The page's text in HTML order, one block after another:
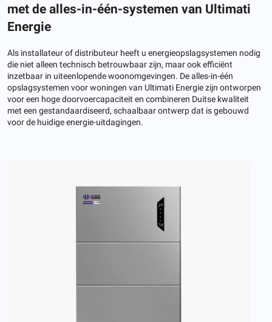
met de alles-in-één-systemen van Ultimati
Energie
Als installateur of distributeur heeft u energieopslagsystemen nodig
die niet alleen technisch betrouwbaar zijn, maar ook efficiënt
inzetbaar in uiteenlopende woonomgevingen. De alles-in-één
opslagsystemen voor woningen van Ultimati Energie zijn ontworpen
voor een hoge doorvoercapaciteit en combineren Duitse kwaliteit
met een gestandaardiseerd, schaalbaar ontwerp dat is gebouwd
voor de huidige energie-uitdagingen.